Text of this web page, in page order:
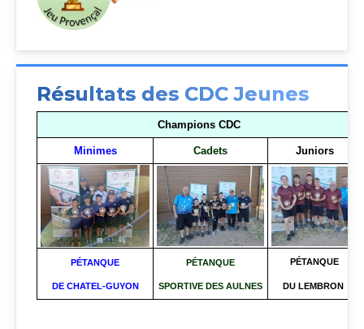
Résultats des CDC Jeunes
Champions CDC
Minimes Cadets Juniors
PÉTANQUE
DE CHATEL-GUYON
PÉTANQUE
SPORTIVE DES AULNES
PÉTANQUE
DU LEMBRON